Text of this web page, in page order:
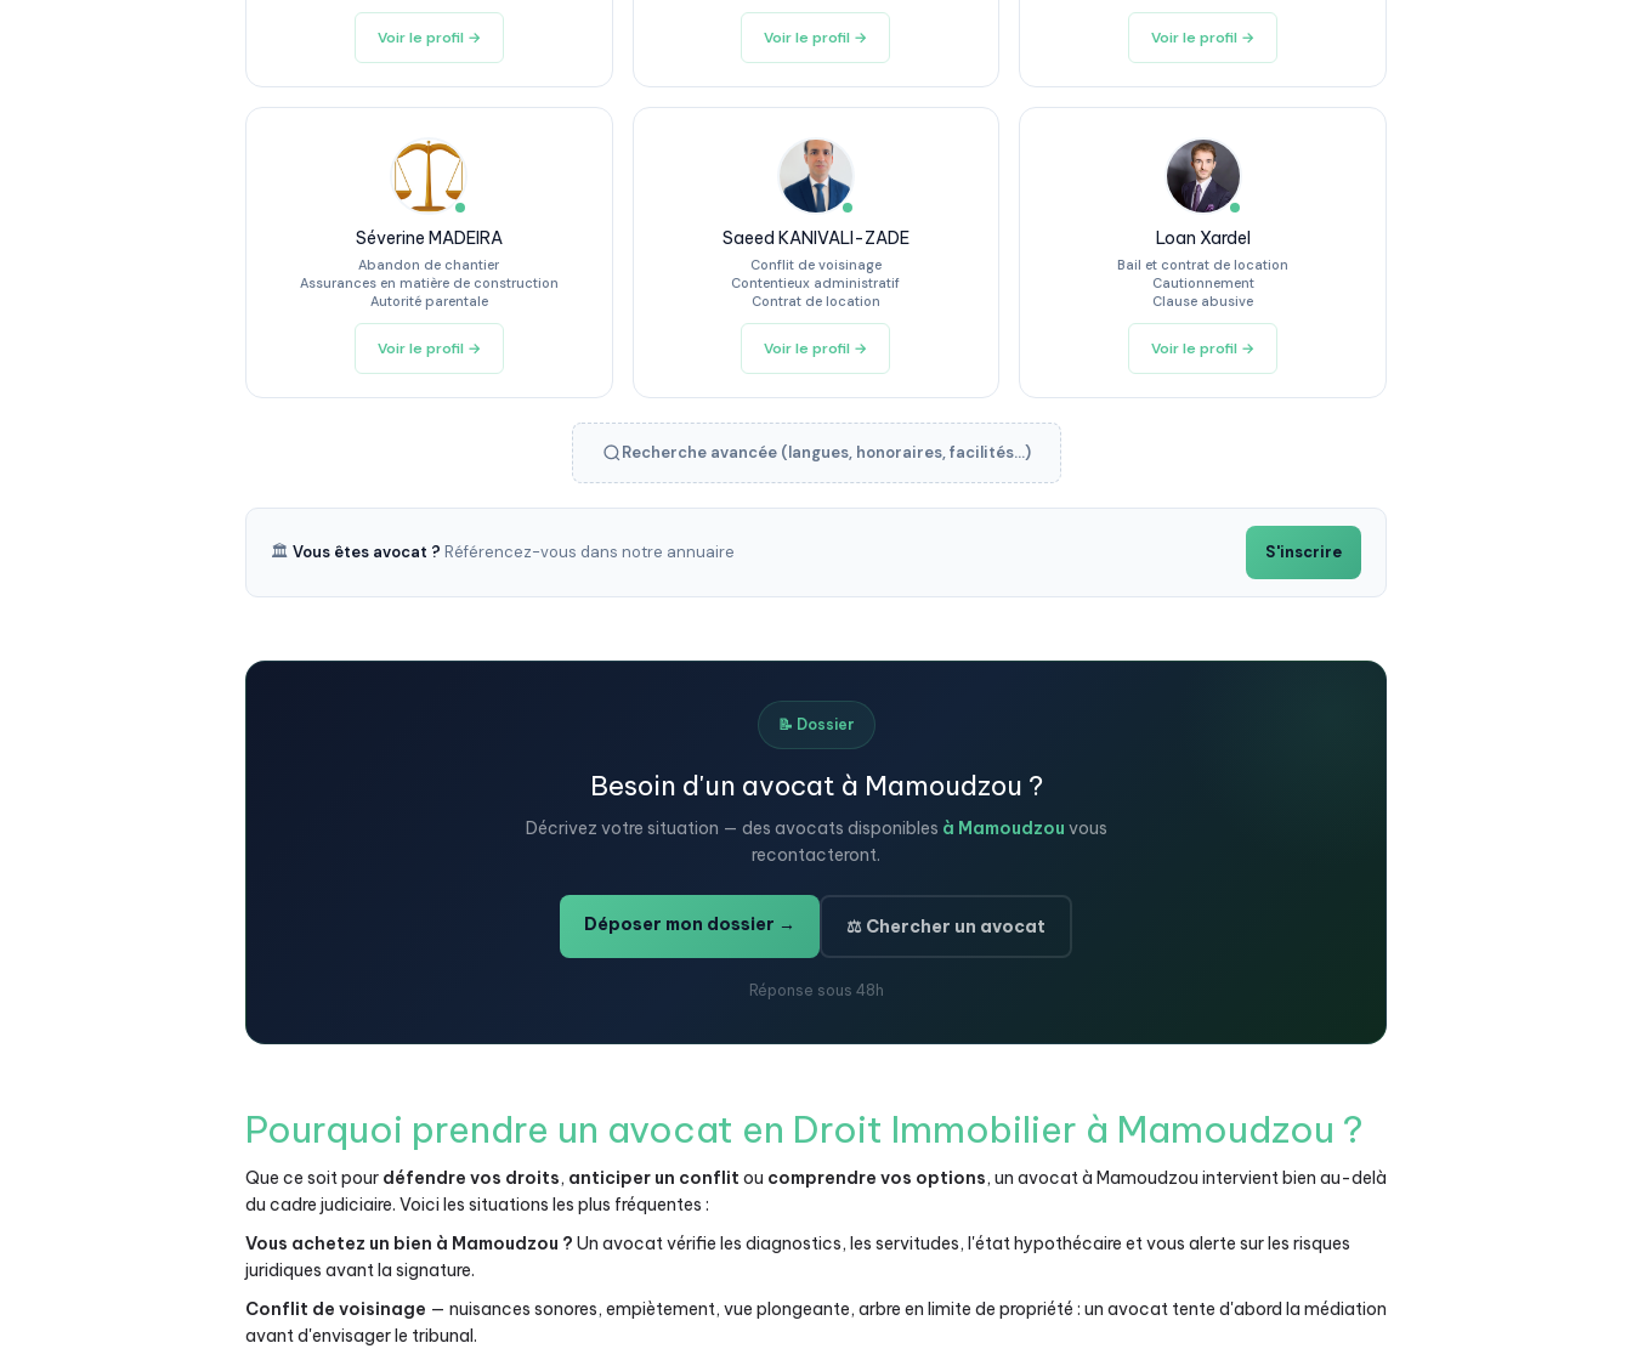
Voir le profil → Voir le profil → Voir le profil →
Séverine MADEIRA
Abandon de chantier
Assurances en matière de construction
Autorité parentale
Voir le profil →
Saeed KANIVALI-ZADE
Conflit de voisinage
Contentieux administratif
Contrat de location
Voir le profil →
Loan Xardel
Bail et contrat de location
Cautionnement
Clause abusive
Voir le profil →
Recherche avancée (langues, honoraires, facilités...)
🏛️ Vous êtes avocat ? Référencez-vous dans notre annuaire S'inscrire
📝 Dossier
Besoin d'un avocat à Mamoudzou ?
Décrivez votre situation — des avocats disponibles à Mamoudzou vous
recontacteront.
Déposer mon dossier → ⚖️ Chercher un avocat
Réponse sous 48h
Pourquoi prendre un avocat en Droit Immobilier à Mamoudzou ?
Que ce soit pour défendre vos droits, anticiper un conflit ou comprendre vos options, un avocat à Mamoudzou intervient bien au-delà
du cadre judiciaire. Voici les situations les plus fréquentes :
Vous achetez un bien à Mamoudzou ? Un avocat vérifie les diagnostics, les servitudes, l'état hypothécaire et vous alerte sur les risques
juridiques avant la signature.
Conflit de voisinage — nuisances sonores, empiètement, vue plongeante, arbre en limite de propriété : un avocat tente d'abord la médiation
avant d'envisager le tribunal.